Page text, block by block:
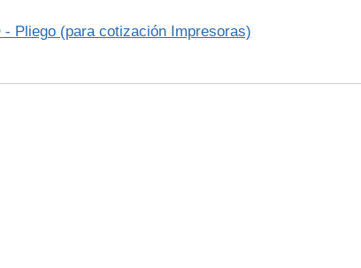
Pliego (para cotización Impresoras)